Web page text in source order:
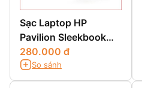
Sạc Laptop HP
Pavilion Sleekbook
14-B051tu
280.000 đ
So sánh